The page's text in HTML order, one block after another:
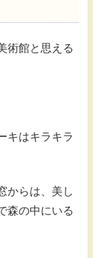
術館と思える
キはキラキラ
からは、美し
森の中にいる